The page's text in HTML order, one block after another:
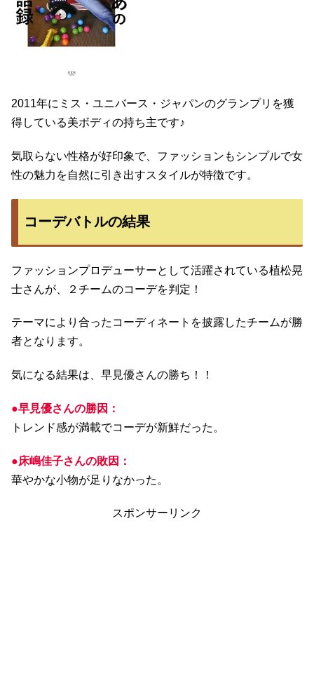
2011年にミス・ユニバース・ジャパンのグランプリを獲
得している美ボディの持ち主です♪
気取らない性格が好印象で、ファッションもシンプルで女
性の魅力を自然に引き出すスタイルが特徴です。
コーデバトルの結果
ファッションプロデューサーとして活躍されている植松晃
士さんが、２チームのコーデを判定！
テーマにより合ったコーディネートを披露したチームが勝
者となります。
気になる結果は、早見優さんの勝ち！！
●早見優さんの勝因：
トレンド感が満載でコーデが新鮮だった。
●床嶋佳子さんの敗因：
華やかな小物が足りなかった。
スポンサーリンク